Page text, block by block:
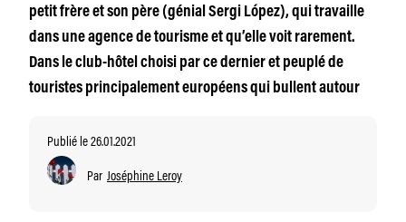
petit frère et son père (génial Sergi López), qui travaille
dans une agence de tourisme et qu’elle voit rarement.
Dans le club-hôtel choisi par ce dernier et peuplé de
touristes principalement européens qui bullent autour
Publié le 26.01.2021
Par Joséphine Leroy